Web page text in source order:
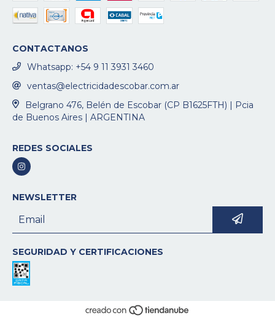
CONTACTANOS
Whatsapp: +54 9 11 3931 3460
ventas@electricidadescobar.com.ar
Belgrano 476, Belén de Escobar (CP B1625FTH) | Pcia
de Buenos Aires | ARGENTINA
REDES SOCIALES
NEWSLETTER
SEGURIDAD Y CERTIFICACIONES